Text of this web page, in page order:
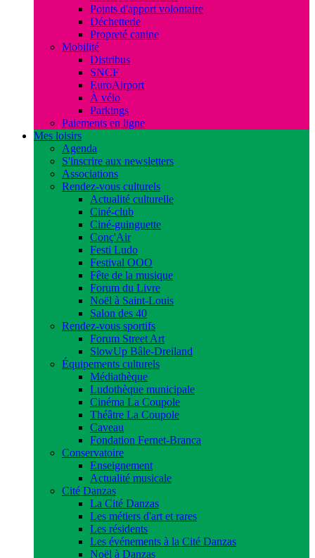
Points d'apport volontaire
Déchetterie
Propreté canine
Mobilité
Distribus
SNCF
EuroAirport
À vélo
Parkings
Paiements en ligne
Mes loisirs
Agenda
S'inscrire aux newsletters
Associations
Rendez-vous culturels
Actualité culturelle
Ciné-club
Ciné-guinguette
Conç'Air
Festi Ludo
Festival OOO
Fête de la musique
Forum du Livre
Noël à Saint-Louis
Salon des 40
Rendez-vous sportifs
Forum Street Art
SlowUp Bâle-Dreiland
Équipements culturels
Médiathèque
Ludothèque municipale
Cinéma La Coupole
Théâtre La Coupole
Caveau
Fondation Fernet-Branca
Conservatoire
Enseignement
Actualité musicale
Cité Danzas
La Cité Danzas
Les métiers d'art et rares
Les résidents
Les événements à la Cité Danzas
Noël à Danzas